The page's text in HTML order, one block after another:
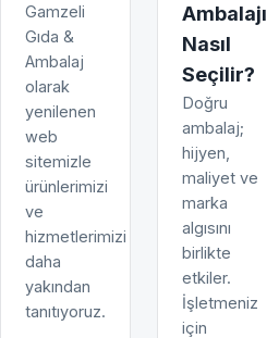
Gamzeli
Gıda &
Ambalaj
olarak
yenilenen
web
sitemizle
ürünlerimizi
ve
hizmetlerimizi
daha
yakından
tanıtıyoruz.
Ambalajı
Nasıl
Seçilir?
Doğru
ambalaj;
hijyen,
maliyet ve
marka
algısını
birlikte
etkiler.
İşletmeniz
için